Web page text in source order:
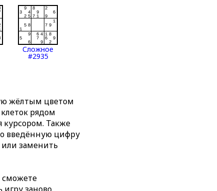
Сложное
#2935
жёлтым цветом
рядом
Также
введённую цифру
заменить
сможете